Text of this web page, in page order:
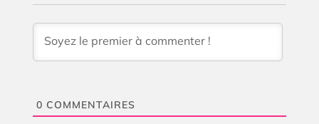
0 COMMENTAIRES